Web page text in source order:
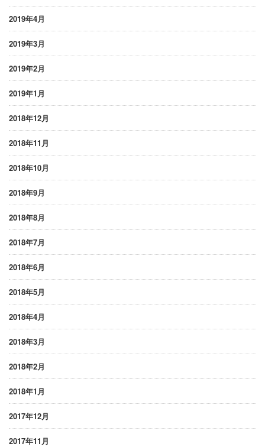
2019年4月
2019年3月
2019年2月
2019年1月
2018年12月
2018年11月
2018年10月
2018年9月
2018年8月
2018年7月
2018年6月
2018年5月
2018年4月
2018年3月
2018年2月
2018年1月
2017年12月
2017年11月